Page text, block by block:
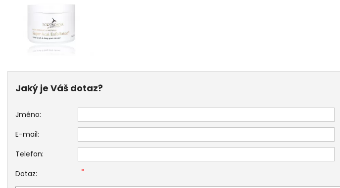
Jaký je Váš dotaz?
Jméno:
E-mail:
Telefon:
Dotaz:
*